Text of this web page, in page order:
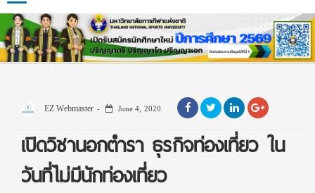
EZ Webmaster June 4, 2020
เปิดวิชานอกตำรา ธุรกิจท่องเที่ยว ใน
วันที่ไม่มีนักท่องเที่ยว